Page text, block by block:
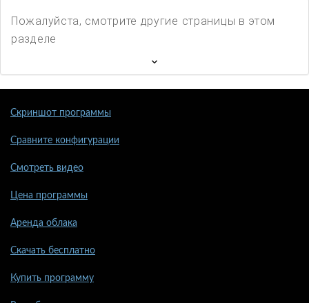
Пожалуйста, смотрите другие страницы в этом
разделе
Скриншот программы
Сравните конфигурации
Смотреть видео
Цена программы
Аренда облака
Скачать бесплатно
Купить программу